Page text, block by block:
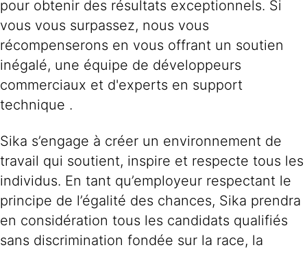
pour obtenir des résultats exceptionnels. Si
vous vous surpassez, nous vous
récompenserons en vous offrant un soutien
inégalé, une équipe de développeurs
commerciaux et d'experts en support
technique .
Sika s’engage à créer un environnement de
travail qui soutient, inspire et respecte tous les
individus. En tant qu’employeur respectant le
principe de l’égalité des chances, Sika prendra
en considération tous les candidats qualifiés
sans discrimination fondée sur la race, la